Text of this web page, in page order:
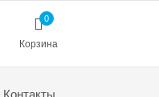
0
Корзина
Контакты